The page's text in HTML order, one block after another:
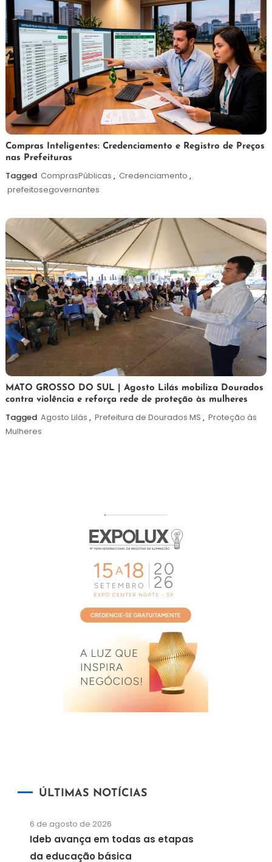
6
de
agosto
de
2026
Redação
Compras Inteligentes: Credenciamento e Registro de Preços
nas Prefeituras
Tagged ComprasPúblicas , Credenciamento ,
prefeitosegovernantes
5
de
agosto
de
Maurilio
MATO GROSSO DO SUL | Agosto Lilás mobiliza Dourados
contra violência e reforça rede de proteção às mulheres
Tagged Agosto Lilás , Prefeitura de Dourados MS , Proteção às
Mulheres
ÚLTIMAS NOTÍCIAS
6 de agosto de 2026
Ideb avança em todas as etapas
da educação básica